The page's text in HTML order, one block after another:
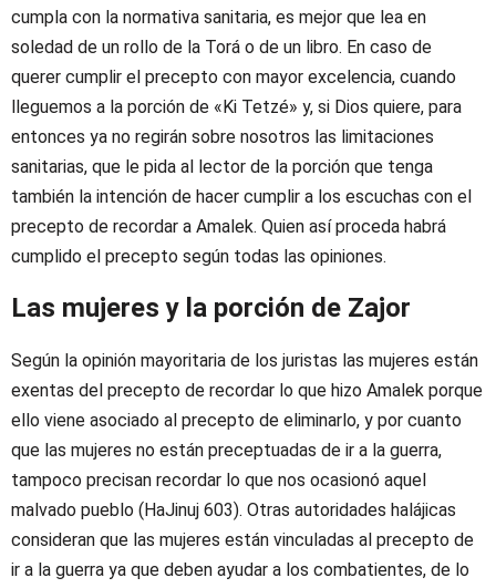
cumpla con la normativa sanitaria, es mejor que lea en
soledad de un rollo de la Torá o de un libro. En caso de
querer cumplir el precepto con mayor excelencia, cuando
lleguemos a la porción de «Ki Tetzé» y, si Dios quiere, para
entonces ya no regirán sobre nosotros las limitaciones
sanitarias, que le pida al lector de la porción que tenga
también la intención de hacer cumplir a los escuchas con el
precepto de recordar a Amalek. Quien así proceda habrá
cumplido el precepto según todas las opiniones.
Las mujeres y la porción de Zajor
Según la opinión mayoritaria de los juristas las mujeres están
exentas del precepto de recordar lo que hizo Amalek porque
ello viene asociado al precepto de eliminarlo, y por cuanto
que las mujeres no están preceptuadas de ir a la guerra,
tampoco precisan recordar lo que nos ocasionó aquel
malvado pueblo (HaJinuj 603). Otras autoridades halájicas
consideran que las mujeres están vinculadas al precepto de
ir a la guerra ya que deben ayudar a los combatientes, de lo